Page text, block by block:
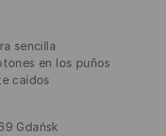
sencilla
en los puños
caídos
Gdańsk